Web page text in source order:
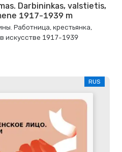
Darbininkas, valstietis,
1917-1939 m
Работница, крестьянка,
искусстве 1917-1939
RUS